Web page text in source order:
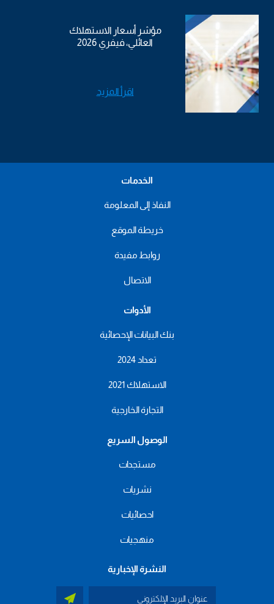
مؤشر أسعار الاستهلاك
العائلي، فيفري 2026
اقرأ المزيد
الخدمات
النفاذ إلى المعلومة
خريطة الموقع
روابط مفيدة
الاتصال
الأدوات
بنك البيانات الإحصائية
تعداد 2024
الاستهلاك 2021
التجارة الخارجية
الوصول السريع
مستجدات
نشريات
احصائيات
منهجيات
النشرة الإخبارية